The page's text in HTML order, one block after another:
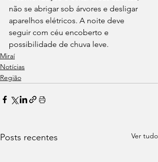
não se abrigar sob árvores e desligar
aparelhos elétricos. A noite deve
seguir com céu encoberto e
possibilidade de chuva leve.
Miraí
Notícias
Região
Posts recentes Ver tudo